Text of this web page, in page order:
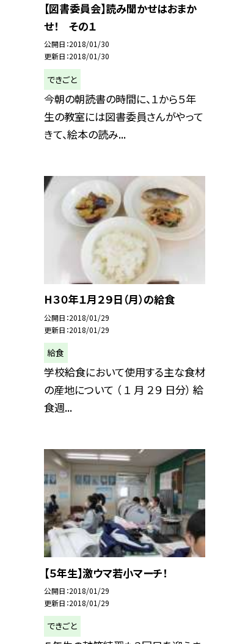
【図書委員会】読み聞かせはおまか
せ！ その１
公開日 2018/01/30
更新日 2018/01/30
できごと
今朝の朝読書の時間に、１から５年
生の教室には図書委員さんがやって
きて、絵本の読み...
H３０年１月２９日（月）の給食
公開日 2018/01/29
更新日 2018/01/29
給食
学校給食において使用する主な食材
の産地について （ １ 月 ２９ 日分） 給
食週...
【５年生】激ウマ若小マーチ！
公開日 2018/01/29
更新日 2018/01/29
できごと